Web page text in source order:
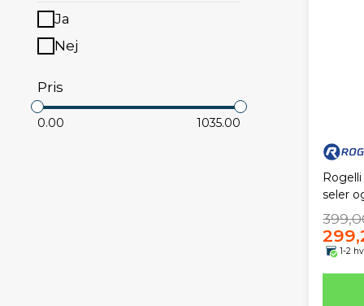
Ja
Nej
Pris
0.00 1035.00
seler
1-2